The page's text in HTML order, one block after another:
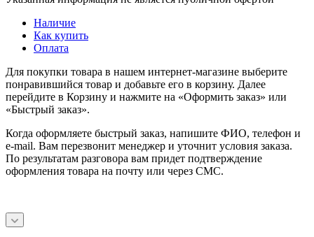
Наличие
Как купить
Оплата
Для покупки товара в нашем интернет-магазине выберите
понравившийся товар и добавьте его в корзину. Далее
перейдите в Корзину и нажмите на «Оформить заказ» или
«Быстрый заказ».
Когда оформляете быстрый заказ, напишите ФИО, телефон и
e-mail. Вам перезвонит менеджер и уточнит условия заказа.
По результатам разговора вам придет подтверждение
оформления товара на почту или через СМС.